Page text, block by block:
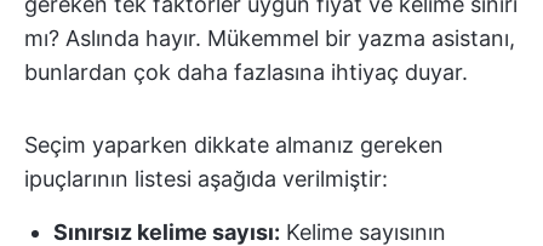
mı? Aslında hayır. Mükemmel bir yazma asistanı,
bunlardan çok daha fazlasına ihtiyaç duyar.
Seçim yaparken dikkate almanız gereken
ipuçlarının listesi aşağıda verilmiştir:
Sınırsız kelime sayısı: Kelime sayısının